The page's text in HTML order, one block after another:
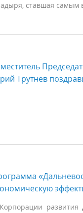
ставшая самым
Трутнев
развития